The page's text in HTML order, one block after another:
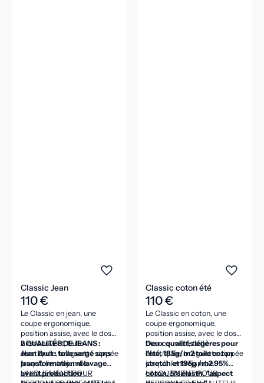
Classic Jean
110 €
Le Classic en jean, une
coupe ergonomique,
position assise, avec le dos
bien couvert, taille
élastiquée, braguette zippée
jusqu'à l'entrejambe.
2 QUALITÉS DE JEANS :
Jean Brut : toile sergé sans
transformation ni lavage
avant production
UNIQUEMENT POUR
Classic coton été
110 €
Le Classic en coton, une
coupe ergonomique,
position assise, avec le dos
bien couvert, taille
élastiquée, braguette zippée
jusqu'à l'entrejambe.
Deux qualités légères pour
l'été, 185g/m2 toile coton
stretch et 195g /m2 95%
coton, 5% élasth. "aspect
UNIQUEMENT POUR